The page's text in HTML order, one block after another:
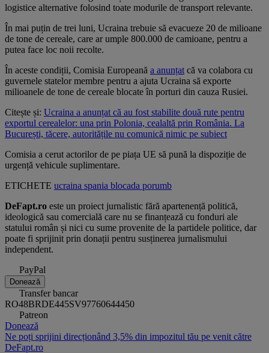
logistice alternative folosind toate modurile de transport relevante.
În mai puțin de trei luni, Ucraina trebuie să evacueze 20 de milioane
de tone de cereale, care ar umple 800.000 de camioane, pentru a
putea face loc noii recolte.
În aceste condiții, Comisia Europeană a anunțat că va colabora cu
guvernele statelor membre pentru a ajuta Ucraina să exporte
milioanele de tone de cereale blocate în porturi din cauza Rusiei.
Citește și: Ucraina a anunțat că au fost stabilite două rute pentru
exportul cerealelor: una prin Polonia, cealaltă prin România. La
București, tăcere, autoritățile nu comunică nimic pe subiect
Comisia a cerut actorilor de pe piața UE să pună la dispoziție de
urgență vehicule suplimentare.
ETICHETE ucraina spania blocada porumb
DeFapt.ro este un proiect jurnalistic fără apartenență politică,
ideologică sau comercială care nu se finanțează cu fonduri ale
statului român și nici cu sume provenite de la partidele politice, dar
poate fi sprijinit prin donații pentru susținerea jurnalismului
independent.
PayPal
Donează
Transfer bancar
RO48BRDE445SV97760644450
Patreon
Donează
Ne poți sprijini direcționând 3,5% din impozitul tău pe venit către
DeFapt.ro